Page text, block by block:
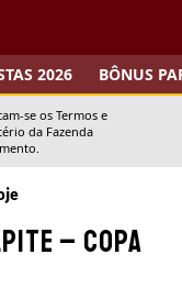
2026 BÔNUS
se os Termos e
da Fazenda
– Copa